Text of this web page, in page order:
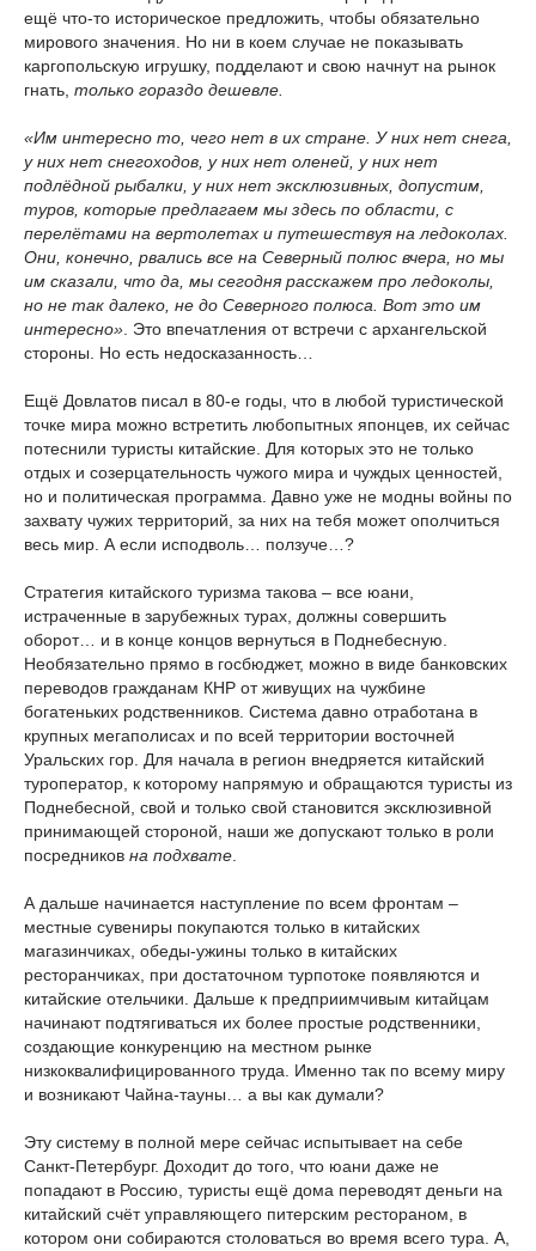
ещё что-то историческое предложить, чтобы обязательно
мирового значения. Но ни в коем случае не показывать
каргопольскую игрушку, подделают и свою начнут на рынок
гнать, только гораздо дешевле.
«Им интересно то, чего нет в их стране. У них нет снега,
у них нет снегоходов, у них нет оленей, у них нет
подлёдной рыбалки, у них нет эксклюзивных, допустим,
туров, которые предлагаем мы здесь по области, с
перелётами на вертолетах и путешествуя на ледоколах.
Они, конечно, рвались все на Северный полюс вчера, но мы
им сказали, что да, мы сегодня расскажем про ледоколы,
но не так далеко, не до Северного полюса. Вот это им
интересно» . Это впечатления от встречи с архангельской
стороны. Но есть недосказанность…
Ещё Довлатов писал в 80-е годы, что в любой туристической
точке мира можно встретить любопытных японцев, их сейчас
потеснили туристы китайские. Для которых это не только
отдых и созерцательность чужого мира и чуждых ценностей,
но и политическая программа. Давно уже не модны войны по
захвату чужих территорий, за них на тебя может ополчиться
весь мир. А если исподволь… ползуче…?
Стратегия китайского туризма такова – все юани,
истраченные в зарубежных турах, должны совершить
оборот… и в конце концов вернуться в Поднебесную.
Необязательно прямо в госбюджет, можно в виде банковских
переводов гражданам КНР от живущих на чужбине
богатеньких родственников. Система давно отработана в
крупных мегаполисах и по всей территории восточней
Уральских гор. Для начала в регион внедряется китайский
туроператор, к которому напрямую и обращаются туристы из
Поднебесной, свой и только свой становится эксклюзивной
принимающей стороной, наши же допускают только в роли
посредников на подхвате
А дальше начинается наступление по всем фронтам –
местные сувениры покупаются только в китайских
магазинчиках, обеды-ужины только в китайских
ресторанчиках, при достаточном турпотоке появляются и
китайские отельчики. Дальше к предприимчивым китайцам
начинают подтягиваться их более простые родственники,
создающие конкуренцию на местном рынке
низкоквалифицированного труда. Именно так по всему миру
и возникают Чайна-тауны… а вы как думали?
Эту систему в полной мере сейчас испытывает на себе
Санкт-Петербург. Доходит до того, что юани даже не
попадают в Россию, туристы ещё дома переводят деньги на
китайский счёт управляющего питерским рестораном, в
котором они собираются столоваться во время всего тура. А,